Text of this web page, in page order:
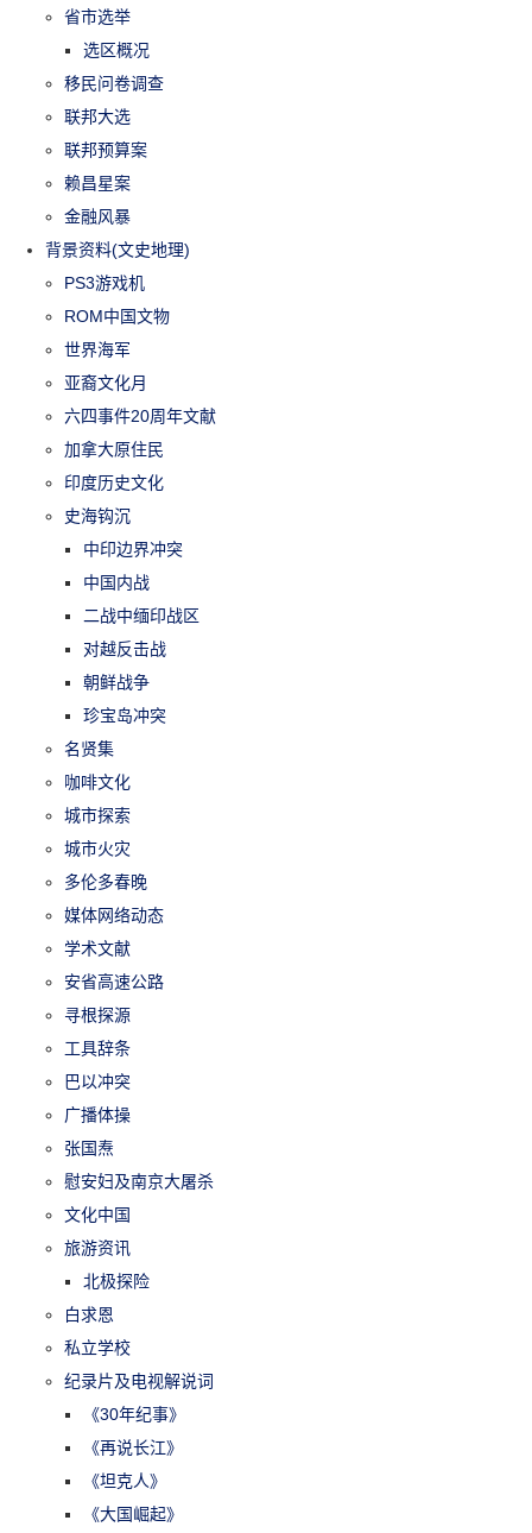
省市选举
选区概况
移民问卷调查
联邦大选
联邦预算案
赖昌星案
金融风暴
背景资料(文史地理)
PS3游戏机
ROM中国文物
世界海军
亚裔文化月
六四事件20周年文献
加拿大原住民
印度历史文化
史海钩沉
中印边界冲突
中国内战
二战中缅印战区
对越反击战
朝鲜战争
珍宝岛冲突
名贤集
咖啡文化
城市探索
城市火灾
多伦多春晚
媒体网络动态
学术文献
安省高速公路
寻根探源
工具辞条
巴以冲突
广播体操
张国焘
慰安妇及南京大屠杀
文化中国
旅游资讯
北极探险
白求恩
私立学校
纪录片及电视解说词
《30年纪事》
《再说长江》
《坦克人》
《大国崛起》